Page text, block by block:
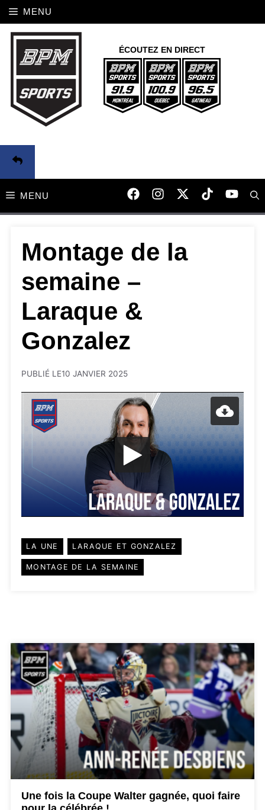
Aller
au
contenu
MENU
ÉCOUTEZ EN DIRECT
MENU
Montage de la
semaine –
Laraque &
Gonzalez
PUBLIÉ LE10 JANVIER 2025
LA UNE LARAQUE ET GONZALEZ
MONTAGE DE LA SEMAINE
Une fois la Coupe Walter gagnée, quoi faire